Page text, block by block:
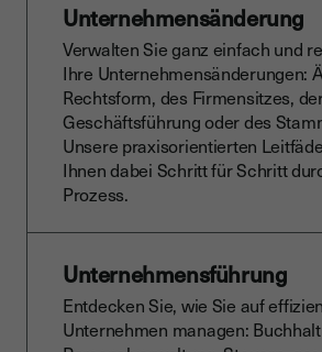
Unternehmensänderung
Verwalten Sie ganz einfach und
Ihre Unternehmensänderungen:
Rechtsform, des Firmensitzes,
Geschäftsführung oder des
Unsere praxisorientierten
Ihnen dabei Schritt für Schritt
Prozess.
Unternehmensführung
Entdecken Sie, wie Sie auf
Unternehmen managen: